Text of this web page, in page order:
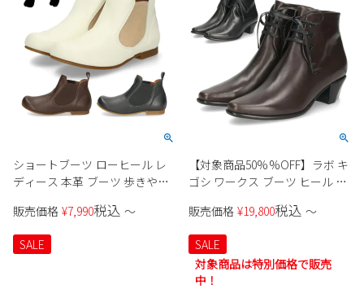
ショートブーツ ローヒール レ
ディース 本革 ブーツ 歩きやす
イズ 4E 日本製 革 サイドゴア イ
タリア おしゃれ pochi ポチ 004
販売価格 ¥7,990税込 〜
SALE
【対象商品50%%OFF】ラボ キ
ゴシ ワークス ブーツ ヒール レ
ツ レースアップ 12735
RABOKIGOSHI works ブラウン
ブラック チャンキーヒール
販売価格 ¥19,800税込 〜
SALE
対象商品は特別価格で販売
中！